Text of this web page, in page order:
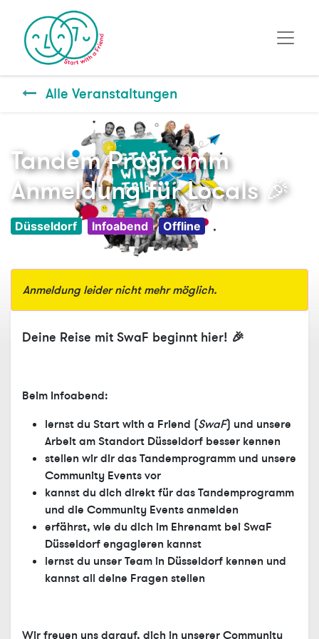
Alle Veranstaltungen
Tandem Programm
Anmeldung für Locals 🎉
Düsseldorf Infoabend Offline
Anmeldung leider nicht mehr möglich.
Deine Reise mit SwaF beginnt hier! 🎉
Beim Infoabend:
lernst du Start with a Friend (SwaF) und unsere
Arbeit am Standort Düsseldorf besser kennen
stellen wir dir das Tandemprogramm und unsere
Community Events vor
kannst du dich direkt für das Tandemprogramm
und die Community Events anmelden
erfährst, wie du dich im Ehrenamt bei SwaF
Düsseldorf engagieren kannst
lernst du unser Team in Düsseldorf kennen und
kannst all deine Fragen stellen
Wir freuen uns darauf, dich in unserer Community